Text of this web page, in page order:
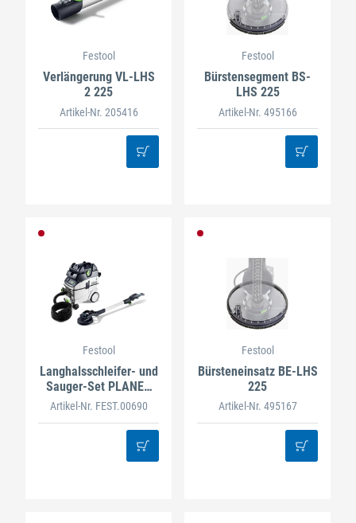
Festool
Verlängerung VL-LHS
2 225
Artikel-Nr. 205416
Festool
Bürstensegment BS-
LHS 225
Artikel-Nr. 495166
Festool
Langhalsschleifer- und
Sauger-Set PLANEX
LHS 2-M 225 EQ/CTL
Artikel-Nr. FEST.00690
Festool
Bürsteneinsatz BE-LHS
225
Artikel-Nr. 495167